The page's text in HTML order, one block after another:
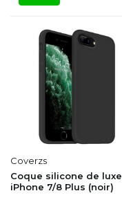
Coverzs
Coque silicone de luxe
iPhone 7/8 Plus (noir)